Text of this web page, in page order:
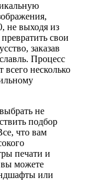
не выходя из
свои
заказав
Процесс
всего несколько
не
подбор
что вам
печати и
вы можете
или